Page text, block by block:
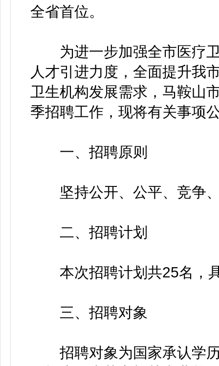
全省首位。
为进一步加强全市医疗卫
人才引进力度，全面提升我
卫生机构发展需求，马鞍山
季招聘工作，现将有关事项
一、招聘原则
坚持公开、公平、竞争、
二、招聘计划
本次招聘计划共25名，
三、招聘对象
招聘对象为国家承认学历